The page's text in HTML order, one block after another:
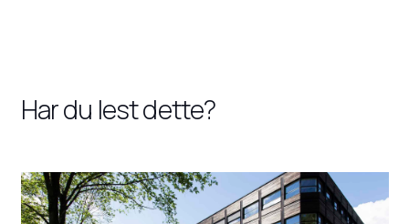
Har du lest dette?